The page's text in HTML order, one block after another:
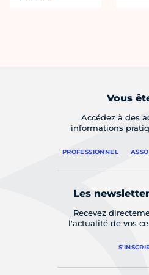
Vous
Accédez à des
informations
PROFESSIONNEL
Les
Recevez
l'actualité de vos